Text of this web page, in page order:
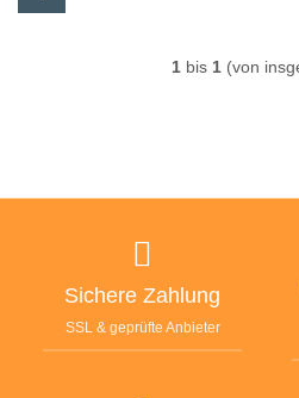
1 bis 1 (von
Sichere Zahlung
SSL & geprüfte Anbieter